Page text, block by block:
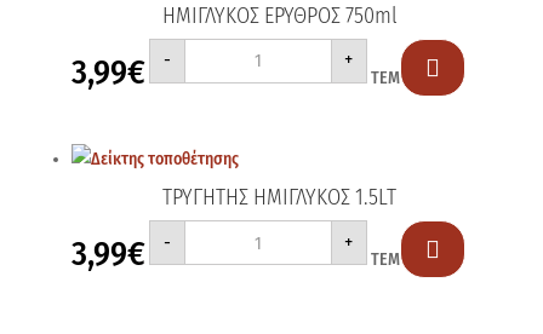
ΗΜΙΓΛΥΚΟΣ ΕΡΥΘΡΟΣ 750ml
3,99€ -
ΗΜΙΓΛΥΚΟΣ
750ml
+
ΤΕΜ 
ΤΡΥΓΗΤΗΣ ΗΜΙΓΛΥΚΟΣ 1.5LT
3,99€ -
ΤΡΥΓΗΤΗΣ
ΗΜΙΓΛΥΚΟΣ
1.5LT
+
ΤΕΜ 